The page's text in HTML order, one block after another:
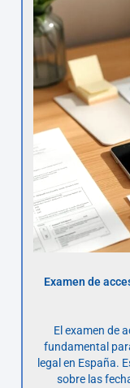
Examen de
El examen de
fundamental
legal en España.
sobre las